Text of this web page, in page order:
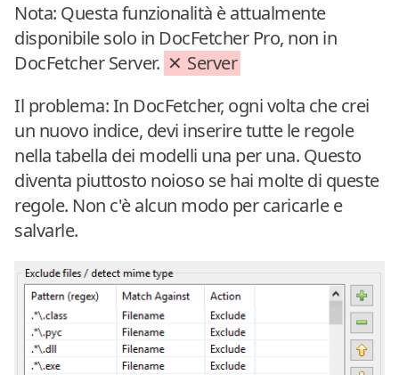
Nota: Questa funzionalità è attualmente
disponibile solo in DocFetcher Pro, non in
DocFetcher Server.
Server
Il problema: In DocFetcher, ogni volta che crei
un nuovo indice, devi inserire tutte le regole
nella tabella dei modelli una per una. Questo
diventa piuttosto noioso se hai molte di queste
regole. Non c'è alcun modo per caricarle e
salvarle.